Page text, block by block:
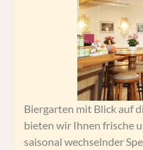
Biergarten mit Blick auf
bieten wir Ihnen frische
saisonal wechselnder